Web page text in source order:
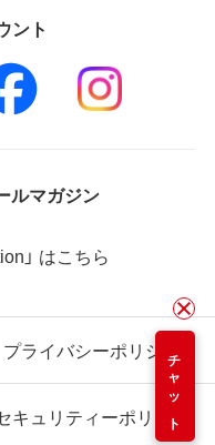
チャット
ント
ルマガジン
」 はこちら
プライバシーポリシー
キュリティーポリシー